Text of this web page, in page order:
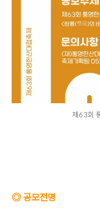
제63회
◎ 공모전명